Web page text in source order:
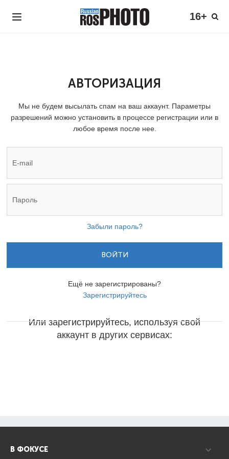
16+
АВТОРИЗАЦИЯ
Мы не будем высылать спам на ваш аккаунт. Параметры
разрешений можно установить в процессе регистрации или в
любое время после нее.
Забыли пароль?
ВОЙТИ
Ещё не зарегистрированы?
Зарегистрируйтесь
Или зарегистрируйтесь, используя свой
аккаунт в других сервисах:
В ФОКУСЕ